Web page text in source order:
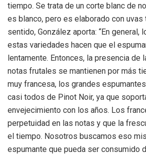
tiempo. Se trata de un corte blanc de
es blanco, pero es elaborado con uvas
sentido, González aporta: “En
estas variedades hacen que el
lentamente. Entonces, la presencia de
notas frutales se mantienen por más
muy francesa, los grandes
casi todos de Pinot Noir, ya que
envejecimiento con los años. Los
perpetuidad en las notas y que la
el tiempo. Nosotros buscamos eso
espumante que pueda ser consumido